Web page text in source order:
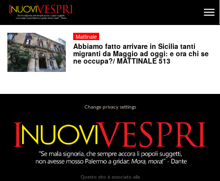
Mattinale
Abbiamo fatto arrivare in Sicilia tanti
migranti da Maggio ad oggi: e ora chi se
ne occupa?/ MATTINALE 513
Change privacy settings
Questo sito è associato alla